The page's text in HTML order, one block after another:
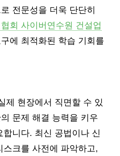
전문성을 더욱 단단히
회 사이버연수원 건설업
에 최적화된 학습 기회를
제 현장에서 직면할 수 있
문제 해결 능력을 키우
니다. 최신 공법이나 신
크를 사전에 파악하고,